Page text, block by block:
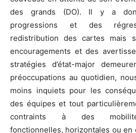
des grands (DO). Il y a
progressions et des
redistribution des cartes mais
encouragements et des
stratégies d’état-major
préoccupations au quotidien,
moins inquiets pour les
des équipes et tout
contraints à des
fonctionnelles, horizontales ou